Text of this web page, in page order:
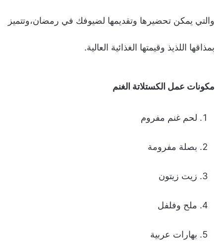
والتي يمكن تحضيرها وتقديمها لضيوفك في رمضان،وتتميز
بمذاقها اللذيذ وقيمتها الغذائية العالية.
مكونات عمل الكستلاتة الغنم
لحم غنم مفروم
بصلة مفرومة
زيت زيتون
ملح وفلفل
بهارات عربية